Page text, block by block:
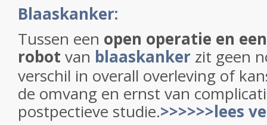
Blaaskanker:
Tussen een open operatie en
robot van blaaskanker zit geen
verschil in overall overleving of
de omvang en ernst van
postpectieve studie.>>>>>>lees